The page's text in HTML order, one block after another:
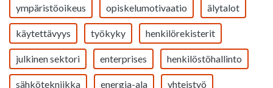
ympäristöoikeus opiskelumotivaatio älytalot
käytettävyys työkyky henkilörekisterit
julkinen sektori enterprises henkilöstöhallinto
sähkötekniikka energia-ala yhteistyö